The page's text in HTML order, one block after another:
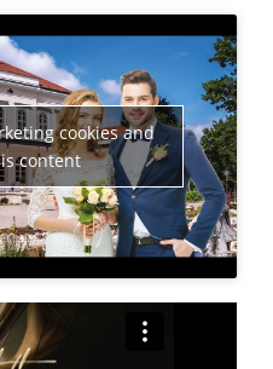
cookies and
content